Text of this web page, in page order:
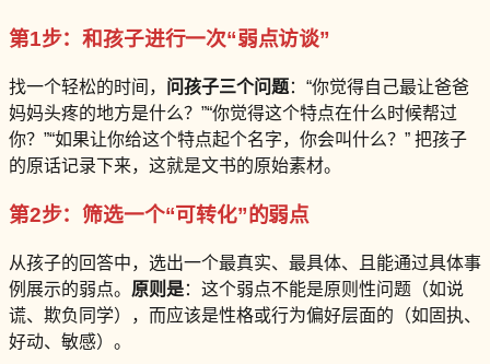
第1步：和孩子进行一次“弱点访谈”
找一个轻松的时间， 问孩子三个问题：“你觉得自己最让爸爸
妈妈头疼的地方是什么？”“你觉得这个特点在什么时候帮过
你？”“如果让你给这个特点起个名字，你会叫什么？” 把孩子
的原话记录下来，这就是文书的原始素材。
第2步：筛选一个“可转化”的弱点
从孩子的回答中，选出一个最真实、最具体、且能通过具体事
例展示的弱点。 原则是：这个弱点不能是原则性问题（如说
谎、欺负同学），而应该是性格或行为偏好层面的（如固执、
好动、敏感）。